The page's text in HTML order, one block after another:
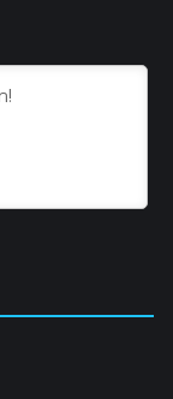
Tập 38
Tập 44